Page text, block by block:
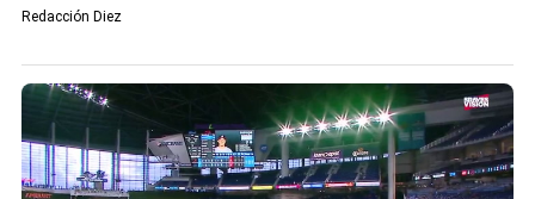
Redacción Diez